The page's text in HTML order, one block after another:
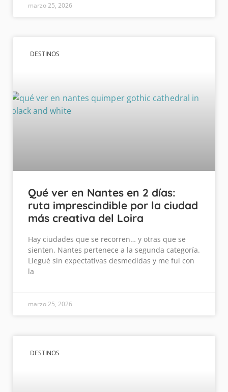
marzo 25, 2026
DESTINOS
Qué ver en Nantes en 2 días:
ruta imprescindible por la ciudad
más creativa del Loira
Hay ciudades que se recorren… y otras que se
sienten. Nantes pertenece a la segunda categoría.
Llegué sin expectativas desmedidas y me fui con
la
marzo 25, 2026
DESTINOS